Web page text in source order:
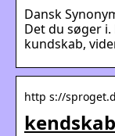
Dansk
Det du søger
kundskab,
http s://